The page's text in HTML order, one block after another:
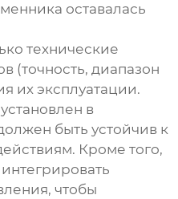
оставалась
технические
(точность, диапазон
их эксплуатации.
в
быть устойчив к
Кроме того,
чтобы